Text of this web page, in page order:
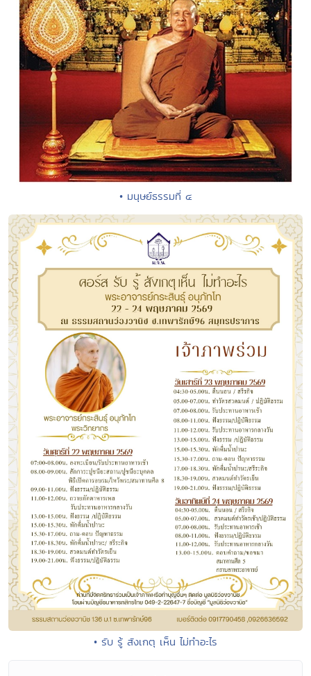
• มนุษย์ธรรมที่ ๔
• รับ รู้ สังเกตุ เห็น ไม่ทำอะไร